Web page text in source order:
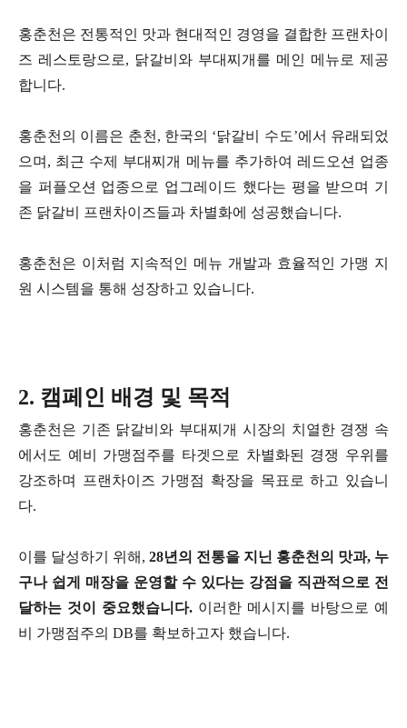
홍춘천은 전통적인 맛과 현대적인 경영을 결합한 프랜차이
즈 레스토랑으로, 닭갈비와 부대찌개를 메인 메뉴로 제공
합니다.
홍춘천의 이름은 춘천, 한국의 ‘닭갈비 수도’에서 유래되었
으며, 최근 수제 부대찌개 메뉴를 추가하여 레드오션 업종
을 퍼플오션 업종으로 업그레이드 했다는 평을 받으며 기
존 닭갈비 프랜차이즈들과 차별화에 성공했습니다.
홍춘천은 이처럼 지속적인 메뉴 개발과 효율적인 가맹 지
원 시스템을 통해 성장하고 있습니다.
2. 캠페인 배경 및 목적
홍춘천은 기존 닭갈비와 부대찌개 시장의 치열한 경쟁 속
에서도 예비 가맹점주를 타겟으로 차별화된 경쟁 우위를
강조하며 프랜차이즈 가맹점 확장을 목표로 하고 있습니
다.
이를 달성하기 위해, 28년의 전통을 지닌 홍춘천의 맛과, 누
구나 쉽게 매장을 운영할 수 있다는 강점을 직관적으로 전
달하는 것이 중요했습니다. 이러한 메시지를 바탕으로 예
비 가맹점주의 DB를 확보하고자 했습니다.